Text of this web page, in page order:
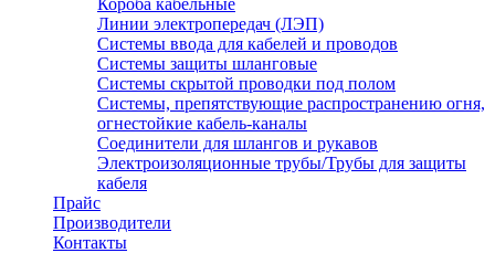
Короба кабельные
Линии электропередач (ЛЭП)
Системы ввода для кабелей и проводов
Системы защиты шланговые
Системы скрытой проводки под полом
Системы, препятствующие распространению огня,
огнестойкие кабель-каналы
Соединители для шлангов и рукавов
Электроизоляционные трубы/Трубы для защиты
кабеля
Прайс
Производители
Контакты